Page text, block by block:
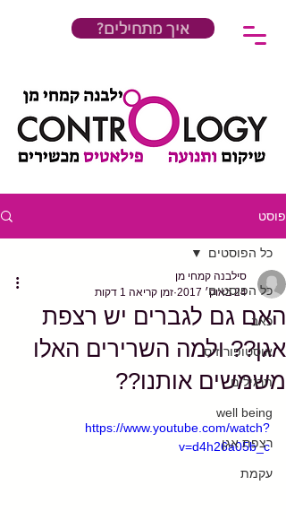
?איך מתחילים
פוסט
כל הפוסטים
כאב
אוסטופורוזיס
תרגילים
well being
רצפת אגן
עקמת
כל הפוסטים
האם גם לגברים יש רצפת
אגן?? ולמה השרירים האלו
משמשים אותנו??
סילבנה קמחי מן
24 באוק׳ 2017
זמן קריאה 1 דקות
https://www.youtube.com/watch?
v=d4h26a05b_c